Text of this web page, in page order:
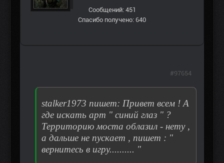
Сообщений: 451
Спасибо получено: 640
stalker1973 пишет: Привет всем ! А
где искать арт " синий глаз " ?
Территорию моста облазил - нету ,
а дальше не пускает , пишет : "
вернитесь в игру.......... "
#97654